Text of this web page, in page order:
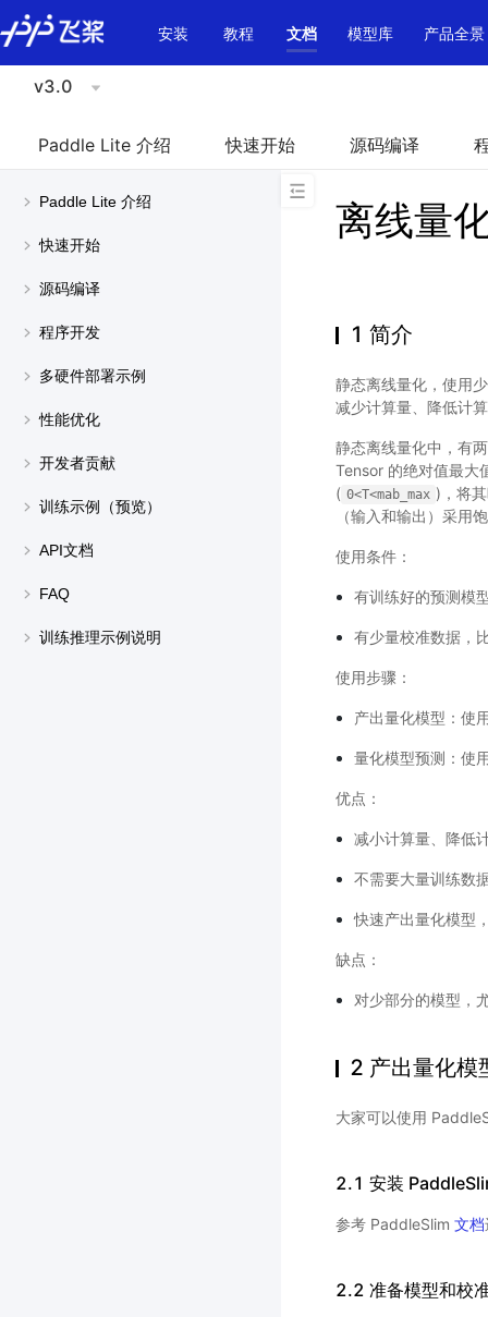
\u200E
安装
教程 文档 模型库 产品全景
v3.0
Paddle Lite 介绍 快速开始 源码编译
Paddle Lite 介绍
快速开始
源码编译
程序开发
多硬件部署示例
性能优化
开发者贡献
训练示例（预览）
API文档
FAQ
训练推理示例说明
离线量
1 简介
静态离线量化，使用
减少计算量、降低计
静态离线量化中，有
Tensor 的绝对值最大
( 0<T<mab_max )，将
（输入和输出）采用
使用条件：
有训练好的预测模
有少量校准数据，
使用步骤：
产出量化模型：使
量化模型预测：使
优点：
减小计算量、降低
不需要大量训练数
快速产出量化模型
缺点：
对少部分的模型，
2 产出量化模
大家可以使用
2.1 安装
参考 PaddleSlim 文档
2.2 准备模型和校